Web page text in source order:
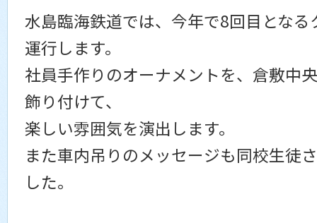
水島臨海鉄道では、今年で8回目とな
運行します。
社員手作りのオーナメントを、倉敷中
飾り付けて、
楽しい雰囲気を演出します。
また車内吊りのメッセージも同校生徒
した。